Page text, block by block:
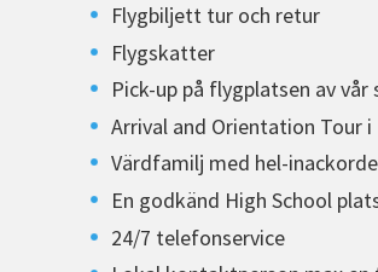
Flygbiljett tur och retur
Flygskatter
Pick-up på flygplatsen av
Arrival and Orientation Tour i
Värdfamilj med hel-
En godkänd High School
24/7 telefonservice